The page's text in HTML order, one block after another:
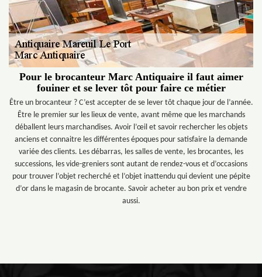
Pour le brocanteur Marc Antiquaire il faut aimer
fouiner et se lever tôt pour faire ce métier
Être un brocanteur ? C’est accepter de se lever tôt chaque jour de l’année.
Être le premier sur les lieux de vente, avant même que les marchands
déballent leurs marchandises. Avoir l’œil et savoir rechercher les objets
anciens et connaitre les différentes époques pour satisfaire la demande
variée des clients. Les débarras, les salles de vente, les brocantes, les
successions, les vide-greniers sont autant de rendez-vous et d’occasions
pour trouver l’objet recherché et l’objet inattendu qui devient une pépite
d’or dans le magasin de brocante. Savoir acheter au bon prix et vendre
aussi.